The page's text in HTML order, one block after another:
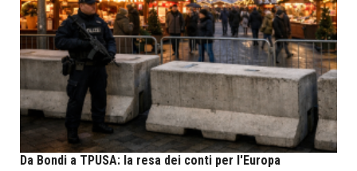
Da Bondi a TPUSA: la resa dei conti per l'Europa